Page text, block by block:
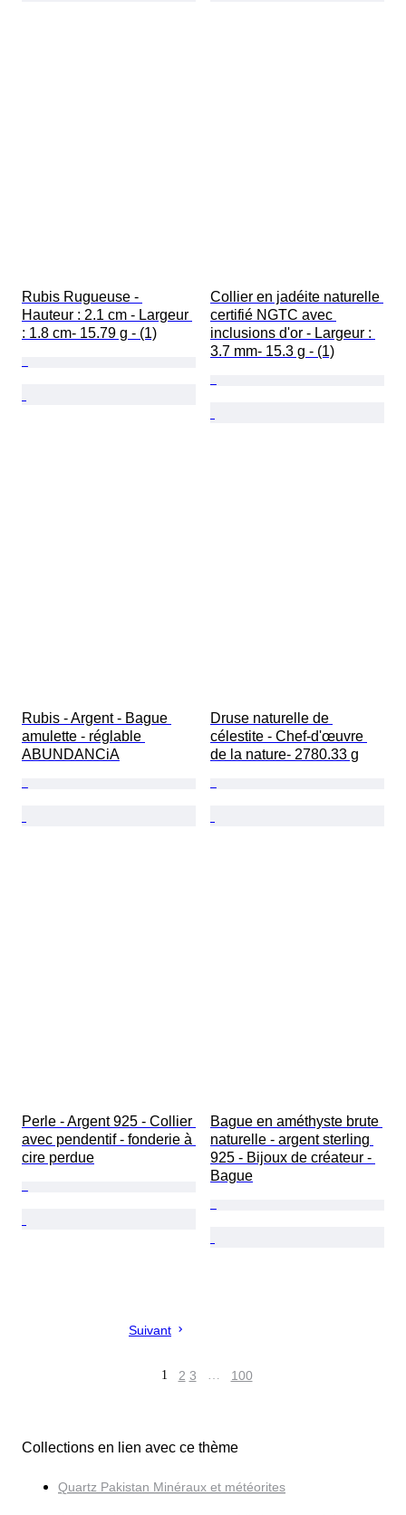
Rubis Rugueuse -
Hauteur : 2.1 cm - Largeur
: 1.8 cm- 15.79 g - (1)
Collier en jadéite naturelle
certifié NGTC avec
inclusions d'or - Largeur :
3.7 mm- 15.3 g - (1)
Rubis - Argent - Bague
amulette - réglable
ABUNDANCiA
Druse naturelle de
célestite - Chef-d'œuvre
de la nature- 2780.33 g
Perle - Argent 925 - Collier
avec pendentif - fonderie à
cire perdue
Bague en améthyste brute
naturelle - argent sterling
925 - Bijoux de créateur -
Bague
Suivant
1 2 3 … 100
Collections en lien avec ce thème
Quartz Pakistan Minéraux et météorites